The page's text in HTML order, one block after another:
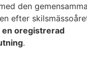
den gemensamma
efter
en oregistrerad
.